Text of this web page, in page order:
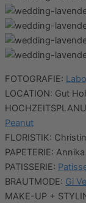
FOTOGRAFIE:
LOCATION: Gut
Peanut
FLORISTIK:
PAPETERIE:
PATISSERIE:
BRAUTMODE: Gi
MAKE-UP +